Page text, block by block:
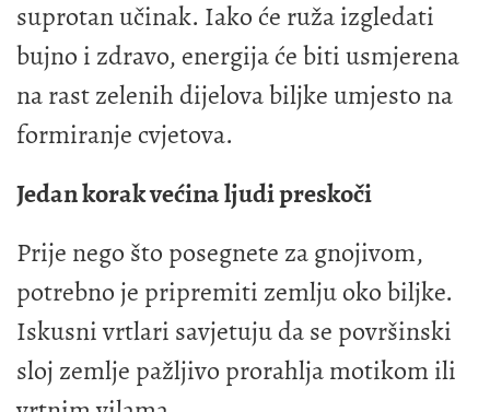
suprotan učinak. Iako će ruža izgledati
bujno i zdravo, energija će biti usmjerena
na rast zelenih dijelova biljke umjesto na
formiranje cvjetova.
Jedan korak većina ljudi preskoči
Prije nego što posegnete za gnojivom,
potrebno je pripremiti zemlju oko biljke.
Iskusni vrtlari savjetuju da se površinski
sloj zemlje pažljivo prorahlja motikom ili